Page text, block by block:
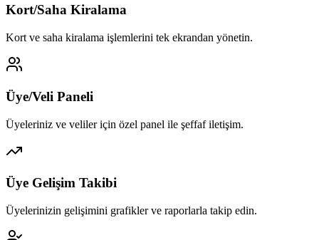
Kort/Saha Kiralama
Kort ve saha kiralama işlemlerini tek ekrandan yönetin.
Üye/Veli Paneli
Üyeleriniz ve veliler için özel panel ile şeffaf iletişim.
Üye Gelişim Takibi
Üyelerinizin gelişimini grafikler ve raporlarla takip edin.